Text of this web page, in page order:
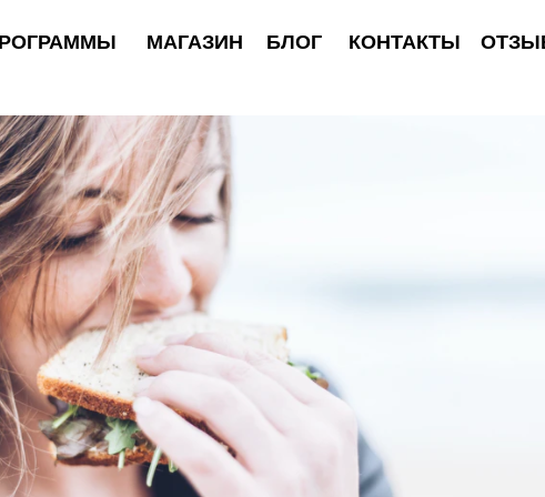
КОНТАКТЫ ОТЗЫВЫ
БЛОГ
МАГАЗИН